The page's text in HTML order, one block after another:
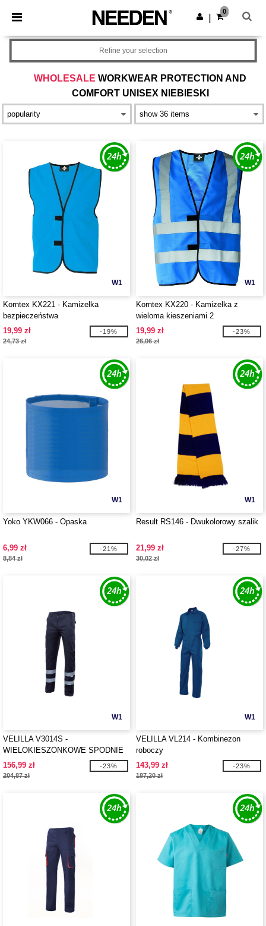
× Aplikacja Needen
Lepsze ceny w aplikacji!
Pobierz app
0
WHOLESALE WORKWEAR PROTECTION AND
COMFORT UNISEX NIEBIESKI
Refine your selection
W1
Korntex KX221 - Kamizelka
bezpieczeństwa
19,99 zł
24,73 zł
-19%
W1
Korntex KX220 - Kamizelka z
wieloma kieszeniami 2
19,99 zł
26,06 zł
-23%
W1
Yoko YKW066 - Opaska
6,99 zł
8,84 zł
-21%
W1
Result RS146 - Dwukolorowy szalik
21,99 zł
30,02 zł
-27%
W1
VELILLA V3014S -
WIELOKIESZONKOWE SPODNIE
STRETCH Z PASKAMI
ODBLASKOWYMI
156,99 zł
204,87 zł
-23%
W1
VELILLA VL214 - Kombinezon
roboczy
143,99 zł
187,20 zł
-23%